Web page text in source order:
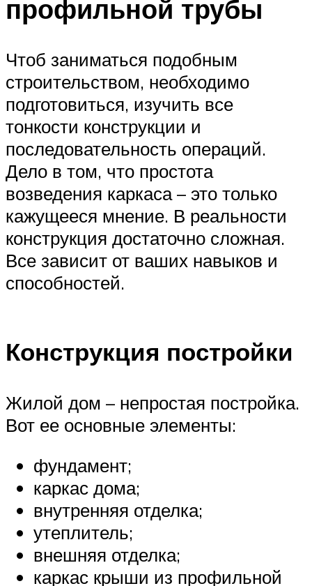
профильной трубы
Чтоб заниматься подобным
строительством, необходимо
подготовиться, изучить все
тонкости конструкции и
последовательность операций.
Дело в том, что простота
возведения каркаса – это только
кажущееся мнение. В реальности
конструкция достаточно сложная.
Все зависит от ваших навыков и
способностей.
Конструкция постройки
Жилой дом – непростая постройка.
Вот ее основные элементы:
фундамент;
каркас дома;
внутренняя отделка;
утеплитель;
внешняя отделка;
каркас крыши из профильной